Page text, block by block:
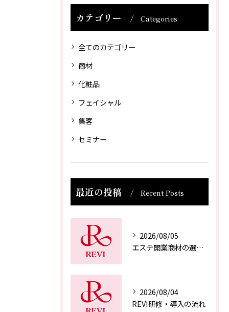
カテゴリー Categories
全てのカテゴリー
商材
化粧品
フェイシャル
集客
セミナー
最近の投稿 Recent Posts
2026/08/05
エステ開業商材の選び方
2026/08/04
REVI研修・導入の流れ